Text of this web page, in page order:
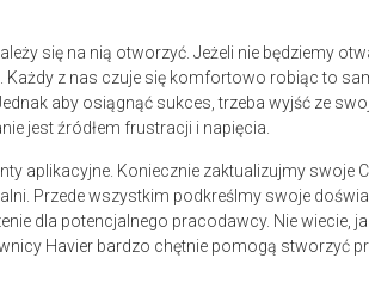
się na nią otworzyć. Jeżeli nie będziemy
z nas czuje się komfortowo robiąc to
aby osiągnąć sukces, trzeba wyjść ze
jest źródłem frustracji i napięcia.
aplikacyjne. Koniecznie zaktualizujmy swoje
Przede wszystkim podkreślmy swoje
dla potencjalnego pracodawcy. Nie wiecie,
Havier bardzo chętnie pomogą stworzyć